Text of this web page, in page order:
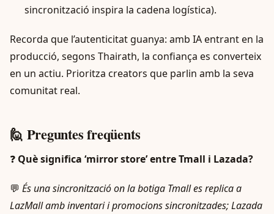
sincronització inspira la cadena logística).
Recorda que l’autenticitat guanya: amb IA entrant en la
producció, segons Thairath, la confiança es converteix
en un actiu. Prioritza creators que parlin amb la seva
comunitat real.
🙋 Preguntes freqüents
❓ Què significa ‘mirror store’ entre Tmall i Lazada?
💬 És una sincronització on la botiga Tmall es replica a
LazMall amb inventari i promocions sincronitzades; Lazada